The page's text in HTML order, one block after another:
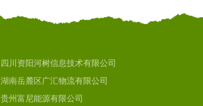
四川资阳河树信息技术有限公司
湖南岳麓区广汇物流有限公司
贵州富尼能源有限公司